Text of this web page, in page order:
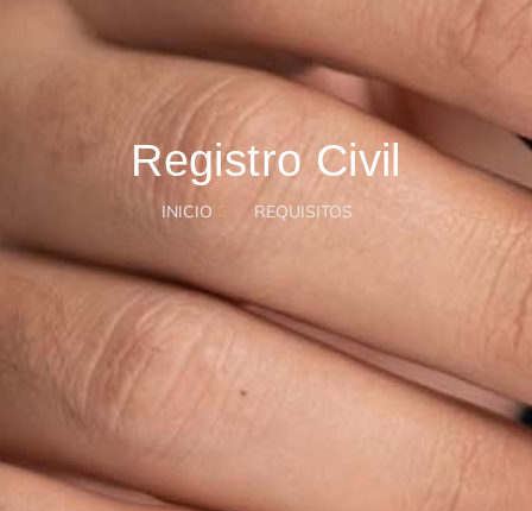
Registro Civil
INICIO REQUISITOS